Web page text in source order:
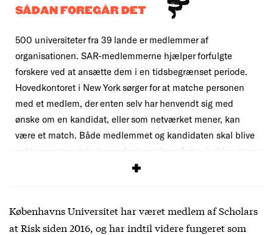
SÅDAN FOREGÅR DET
500 universiteter fra 39 lande er medlemmer af
organisationen. SAR-medlemmerne hjælper forfulgte
forskere ved at ansætte dem i en tidsbegrænset periode.
Hovedkontoret i New York sørger for at matche personen
med et medlem, der enten selv har henvendt sig med
ønske om en kandidat, eller som netværket mener, kan
være et match. Både medlemmet og kandidaten skal blive
enige om et match, herunder længden af et ophold, evt.
løn, spørgsmål om evt. familie m.v.
Københavns Universitet har været medlem af Scholars
at Risk siden 2016, og har indtil videre fungeret som